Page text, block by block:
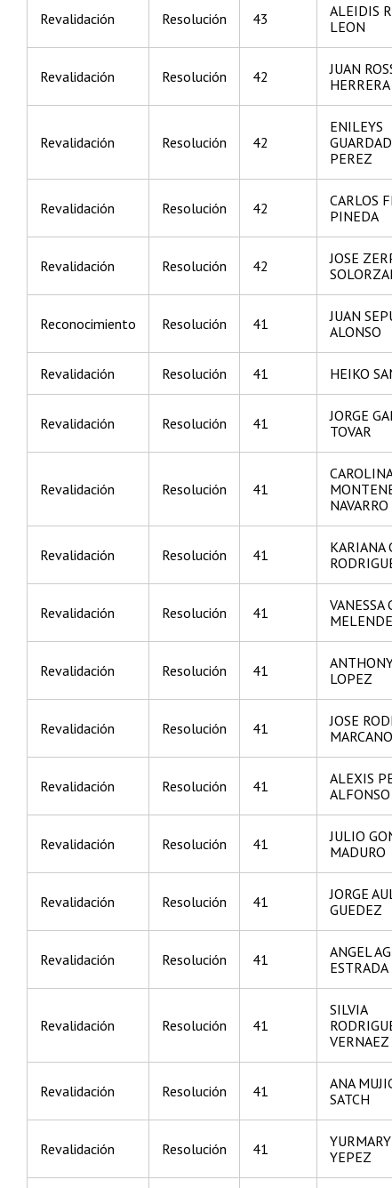
Revalidación Resolución 43
ALEIDIS
LEON
Revalidación Resolución 42
JUAN
HERRERA
Revalidación Resolución 42
ENILEYS
PEREZ
Revalidación Resolución 42
CARLOS
PINEDA
Revalidación Resolución 42
JOSE
Reconocimiento Resolución 41
JUAN
ALONSO
Revalidación Resolución 41 HEIKO
Revalidación Resolución 41
JORGE
TOVAR
Revalidación Resolución 41
NAVARRO
Revalidación Resolución 41
KARIANA
Revalidación Resolución 41
VANESSA
Revalidación Resolución 41
LOPEZ
Revalidación Resolución 41
JOSE
MARCANO
Revalidación Resolución 41
ALEXIS
ALFONSO
Revalidación Resolución 41
JULIO
MADURO
Revalidación Resolución 41
JORGE
GUEDEZ
Revalidación Resolución 41
ANGEL
ESTRADA
Revalidación Resolución 41
SILVIA
VERNAEZ
Revalidación Resolución 41
ANA
SATCH
Revalidación Resolución 41
YEPEZ